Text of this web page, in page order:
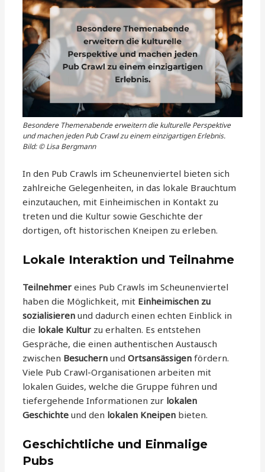
Besondere Themenabende erweitern die kulturelle Perspektive
und machen jeden Pub Crawl zu einem einzigartigen Erlebnis.
Bild: © Lisa Bergmann
In den Pub Crawls im Scheunenviertel bieten sich
zahlreiche Gelegenheiten, in das lokale Brauchtum
einzutauchen, mit Einheimischen in Kontakt zu
treten und die Kultur sowie Geschichte der
dortigen, oft historischen Kneipen zu erleben.
Lokale Interaktion und Teilnahme
Teilnehmer eines Pub Crawls im Scheunenviertel
haben die Möglichkeit, mit Einheimischen zu
sozialisieren und dadurch einen echten Einblick in
die lokale Kultur zu erhalten. Es entstehen
Gespräche, die einen authentischen Austausch
zwischen Besuchern undOrtsansässigen fördern.
Viele Pub Crawl-Organisationen arbeiten mit
lokalen Guides, welche die Gruppe führen und
tiefergehende Informationen zur lokalen
Geschichte und den lokalen Kneipen bieten.
Geschichtliche und Einmalige
Pubs